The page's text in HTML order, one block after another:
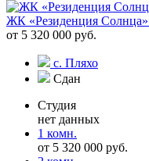
ЖК «Резиденция Солнца»
от 5 320 000 руб.
с. Пляхо
Сдан
Студия
нет данных
1 комн.
от 5 320 000 руб.